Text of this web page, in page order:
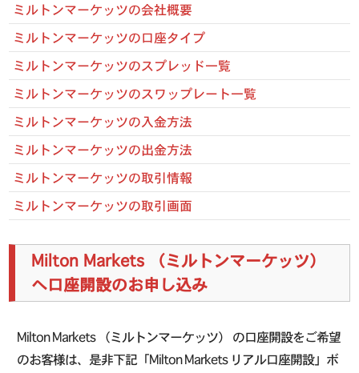
ミルトンマーケッツの会社概要
ミルトンマーケッツの口座タイプ
ミルトンマーケッツのスプレッド一覧
ミルトンマーケッツのスワップレート一覧
ミルトンマーケッツの入金方法
ミルトンマーケッツの出金方法
ミルトンマーケッツの取引情報
ミルトンマーケッツの取引画面
Milton Markets （ミルトンマーケッツ）
へ口座開設のお申し込み
Milton Markets （ミルトンマーケッツ） の口座開設をご希望
のお客様は、是非下記「Milton Markets リアル口座開設」ボ